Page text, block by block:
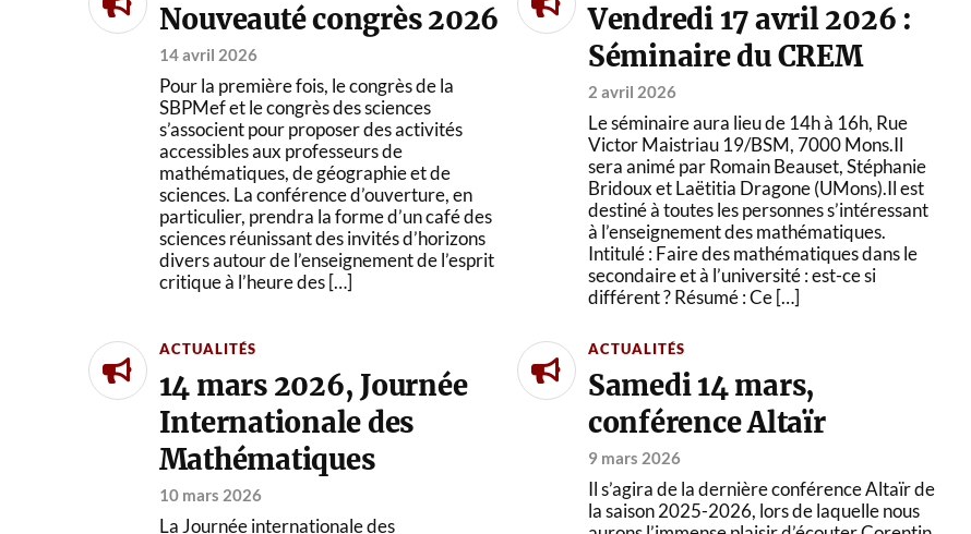
Nouveauté congrès 2026
14 avril 2026
Pour la première fois, le congrès de la
SBPMef et le congrès des sciences
s’associent pour proposer des activités
accessibles aux professeurs de
mathématiques, de géographie et de
sciences. La conférence d’ouverture, en
particulier, prendra la forme d’un café des
sciences réunissant des invités d’horizons
divers autour de l’enseignement de l’esprit
critique à l’heure des […]
Vendredi 17 avril 2026 :
Séminaire du CREM
2 avril 2026
Le séminaire aura lieu de 14h à 16h, Rue
Victor Maistriau 19/BSM, 7000 Mons.Il
sera animé par Romain Beauset, Stéphanie
Bridoux et Laëtitia Dragone (UMons).Il est
destiné à toutes les personnes s’intéressant
à l’enseignement des mathématiques.
Intitulé : Faire des mathématiques dans le
secondaire et à l’université : est-ce si
différent ? Résumé : Ce […]
ACTUALITÉS
14 mars 2026, Journée
Internationale des
Mathématiques
10 mars 2026
La Journée internationale des
ACTUALITÉS
Samedi 14 mars,
conférence Altaïr
9 mars 2026
Il s’agira de la dernière conférence Altaïr de
la saison 2025-2026, lors de laquelle nous